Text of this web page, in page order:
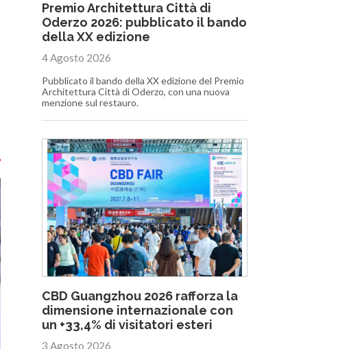
Premio Architettura Città di
Oderzo 2026: pubblicato il bando
della XX edizione
4 Agosto 2026
Pubblicato il bando della XX edizione del Premio
Architettura Città di Oderzo, con una nuova
menzione sul restauro.
CBD Guangzhou 2026 rafforza la
dimensione internazionale con
un +33,4% di visitatori esteri
3 Agosto 2026